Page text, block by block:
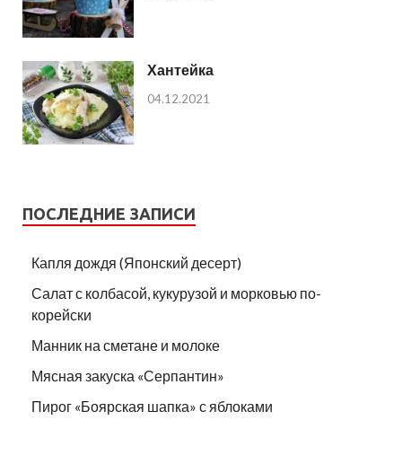
Хантейка
04.12.2021
ПОСЛЕДНИЕ ЗАПИСИ
Капля дождя (Японский десерт)
Салат с колбасой, кукурузой и морковью по-
корейски
Манник на сметане и молоке
Мясная закуска «Серпантин»
Пирог «Боярская шапка» с яблоками